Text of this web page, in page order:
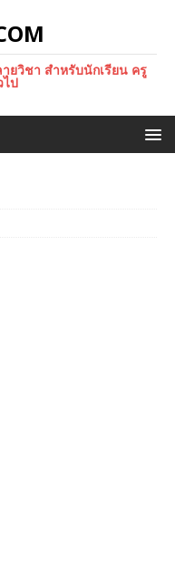
ยวิชา สำหรับนักเรียน ครู
ป